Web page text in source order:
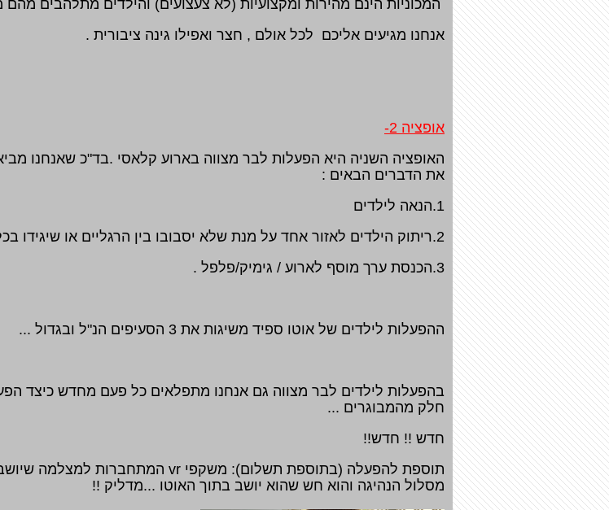
המכוניות הינם מהירות ומקצועיות (לא צעצועים) והילדים מתלהבים
אנחנו מגיעים אליכם לכל אולם , חצר ואפילו גינה ציבורית .
אופציה 2-
האופציה השניה היא הפעלות לבר מצווה בארוע קלאסי .בד"כ שאנחנו
את הדברים הבאים :
1.הנאה לילדים
2.ריתוק הילדים לאזור אחד על מנת שלא יסבובו בין הרגליים או שיגידו בכל שניה "אמא משעמם לי " .
3.הכנסת ערך מוסף לארוע / גימיק/פלפל .
ההפעלות לילדים של אוטו ספיד משיגות את 3 הסעיפים הנ"ל ובגדול ...
בהפעלות לילדים לבר מצווה גם אנחנו מתפלאים כל פעם מחדש כיצד
חלק מהמבוגרים ...
חדש !! חדש!!
מסלול הנהיגה והוא חש שהוא יושב בתוך האוטו ...מדליק !!